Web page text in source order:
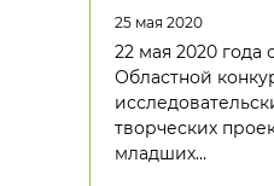
25 мая 2020
22 мая 2020 года
Областной
творческих
младших…